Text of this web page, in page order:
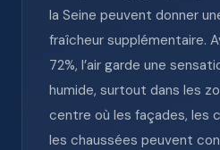
la Seine peuvent donner
fraîcheur supplémentaire.
72%, l’air garde une
humide, surtout dans les
centre où les façades, les
les chaussées peuvent